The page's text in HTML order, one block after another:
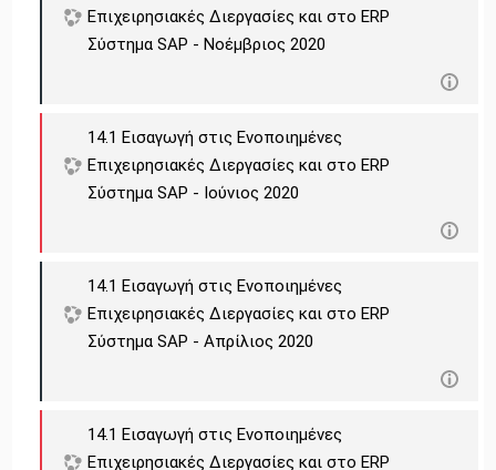
Επιχειρησιακές Διεργασίες και στο ERP
Σύστημα SAP - Νοέμβριος 2020
14.1 Εισαγωγή στις Ενοποιημένες
Επιχειρησιακές Διεργασίες και στο ERP
Σύστημα SAP - Ιούνιος 2020
14.1 Εισαγωγή στις Ενοποιημένες
Επιχειρησιακές Διεργασίες και στο ERP
Σύστημα SAP - Απρίλιος 2020
14.1 Εισαγωγή στις Ενοποιημένες
Επιχειρησιακές Διεργασίες και στο ERP